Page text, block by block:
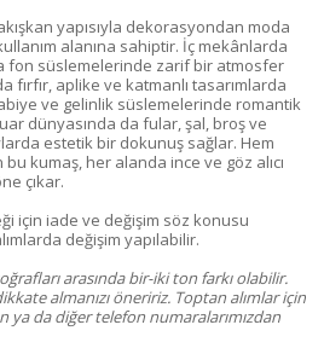
yapısıyla dekorasyondan moda
alanına sahiptir. İç mekânlarda
fon süslemelerinde zarif bir atmosfer
fırfır, aplike ve katmanlı tasarımlarda
ve gelinlik süslemelerinde romantik
dünyasında da fular, şal, broş ve
estetik bir dokunuş sağlar. Hem
kumaş, her alanda ince ve göz alıcı
çıkar.
için iade ve değişim söz konusu
değişim yapılabilir.
arasında bir-iki ton farkı olabilir.
almanızı öneririz. Toptan alımlar için
ya da diğer telefon numaralarımızdan